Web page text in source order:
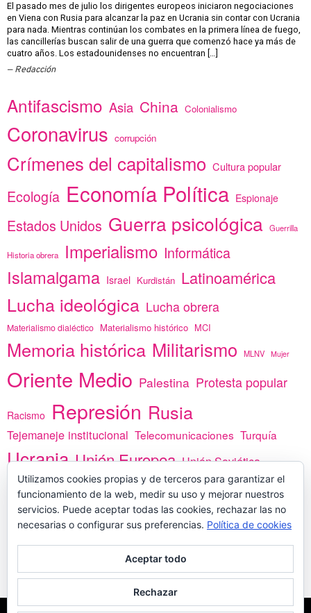
El pasado mes de julio los dirigentes europeos iniciaron negociaciones
en Viena con Rusia para alcanzar la paz en Ucrania sin contar con Ucrania
para nada. Mientras continúan los combates en la primera línea de fuego,
las cancillerías buscan salir de una guerra que comenzó hace ya más de
cuatro años. Los estadounidenses no encuentran […]
Redacción
Antifascismo Asia China Colonialismo
Coronavirus corrupción
Crímenes del capitalismo Cultura popular
Ecología Economía Política Espionaje
Estados Unidos Guerra psicológica Guerrilla
Historia obrera Imperialismo Informática
Islamalgama Israel Kurdistán Latinoamérica
Lucha ideológica Lucha obrera
Materialismo dialéctico Materialismo histórico MCI
Memoria histórica Militarismo MLNV Mujer
Oriente Medio Palestina Protesta popular
Racismo Represión Rusia
Tejemaneje institucional Telecomunicaciones Turquía
Ucrania Unión Europea Unión Soviética
vacunas Yemen África
PREGÚNTANOS
Utilizamos cookies propias y de terceros para garantizar el
funcionamiento de la web, medir su uso y mejorar nuestros
servicios. Puede aceptar todas las cookies, rechazar las no
necesarias o configurar sus preferencias. Política de cookies
Aceptar todo
Rechazar